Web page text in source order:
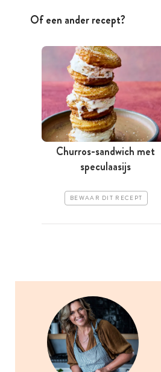
Of een ander recept?
Churros-sandwich met
speculaasijs
BEWAAR DIT RECEPT